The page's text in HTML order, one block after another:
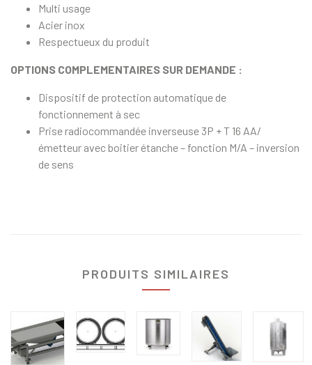
Multi usage
Acier inox
Respectueux du produit
OPTIONS COMPLEMENTAIRES SUR DEMANDE :
Dispositif de protection automatique de
fonctionnement à sec
Prise radiocommandée inverseuse 3P + T 16 AA/
émetteur avec boitier étanche – fonction M/A – inversion
de sens
PRODUITS SIMILAIRES